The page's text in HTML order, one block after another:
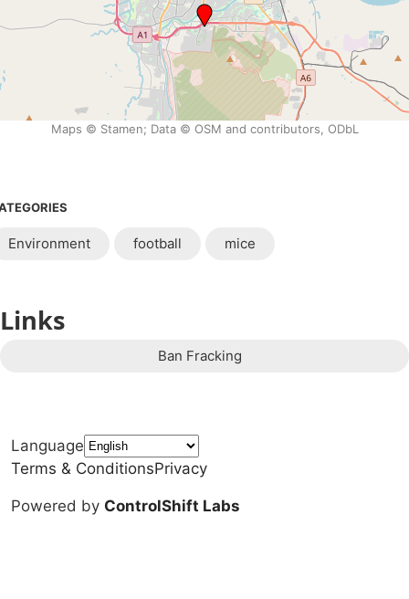
Maps © Stamen; Data © OSM and contributors, ODbL
Environment football mice
Links
Ban Fracking
Language
Terms & ConditionsPrivacy
Powered by ControlShift Labs